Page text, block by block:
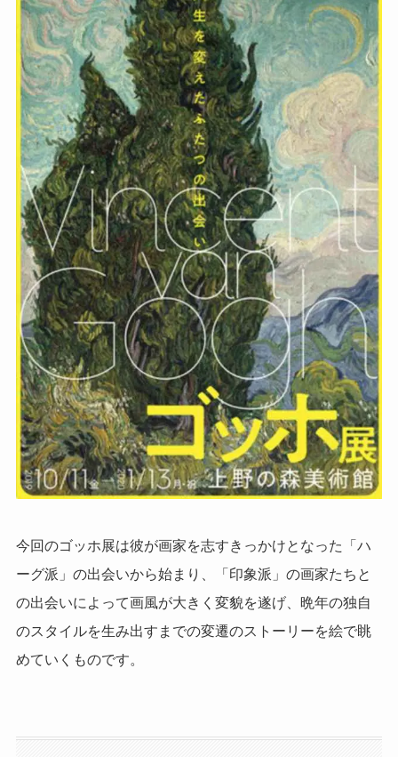
今回のゴッホ展は彼が画家を志すきっかけとなった「ハ
ーグ派」の出会いから始まり、「印象派」の画家たちと
の出会いによって画風が大きく変貌を遂げ、晩年の独自
のスタイルを生み出すまでの変遷のストーリーを絵で眺
めていくものです。